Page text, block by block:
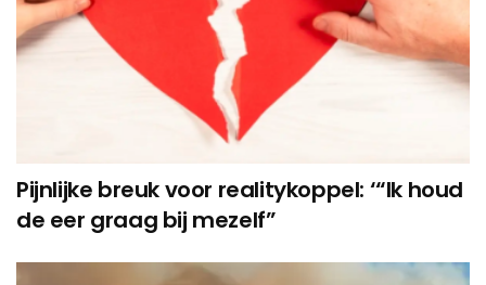
Pijnlijke breuk voor realitykoppel: ‘“Ik houd
de eer graag bij mezelf”